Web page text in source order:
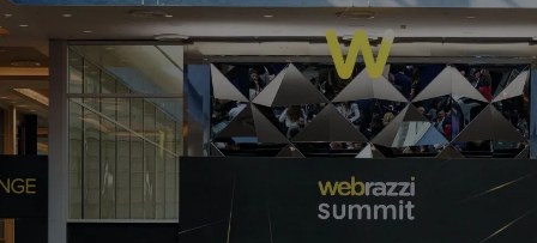
Google, artırılmış gerçeklik platformu
ARCore 1.0 'ı piyasaya sürdü